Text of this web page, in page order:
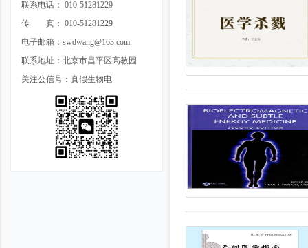
联系电话： 010-51281229
传 真： 010-51281229
电子邮箱：swdwang@163.com
联系地址：北京市昌平区高教园
关注公信号：真假生物电